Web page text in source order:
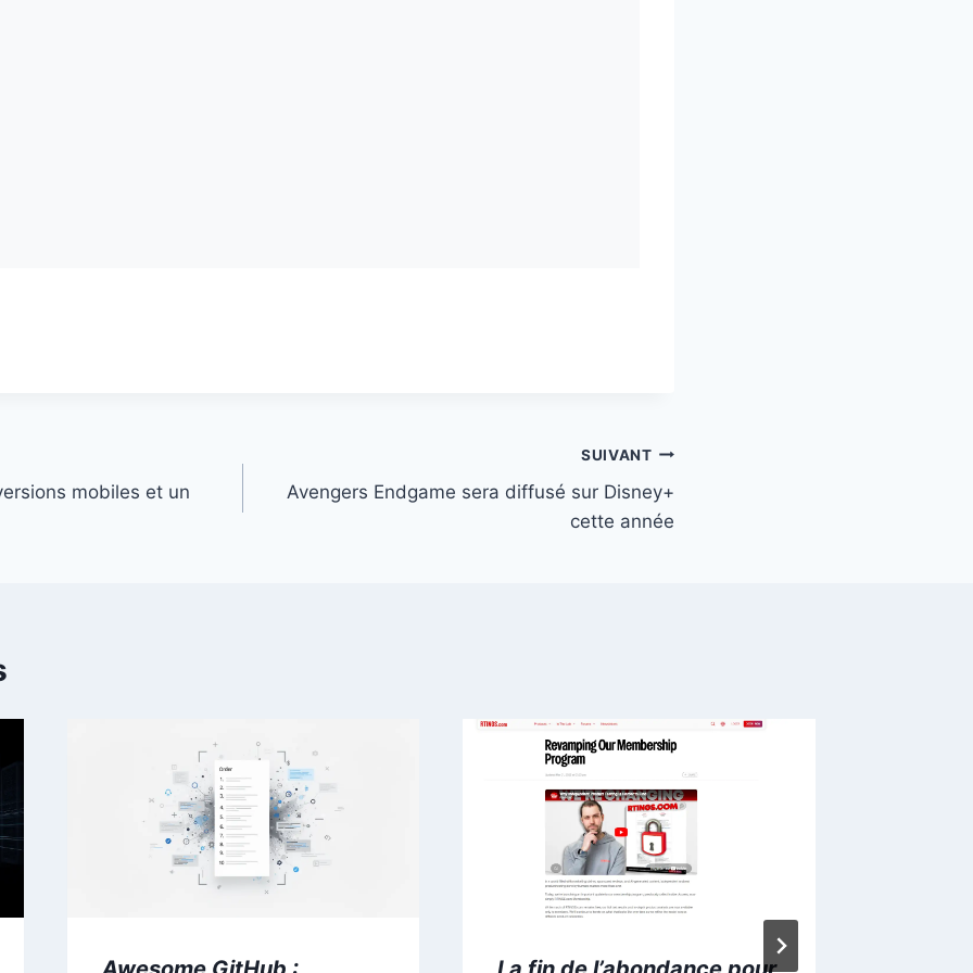
mobiles et un
SUIVANT
Avengers Endgame sera diffusé sur Disney+
cette année